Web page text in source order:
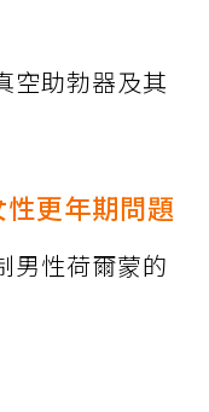
空助勃器及其
更年期問題
男性荷爾蒙的